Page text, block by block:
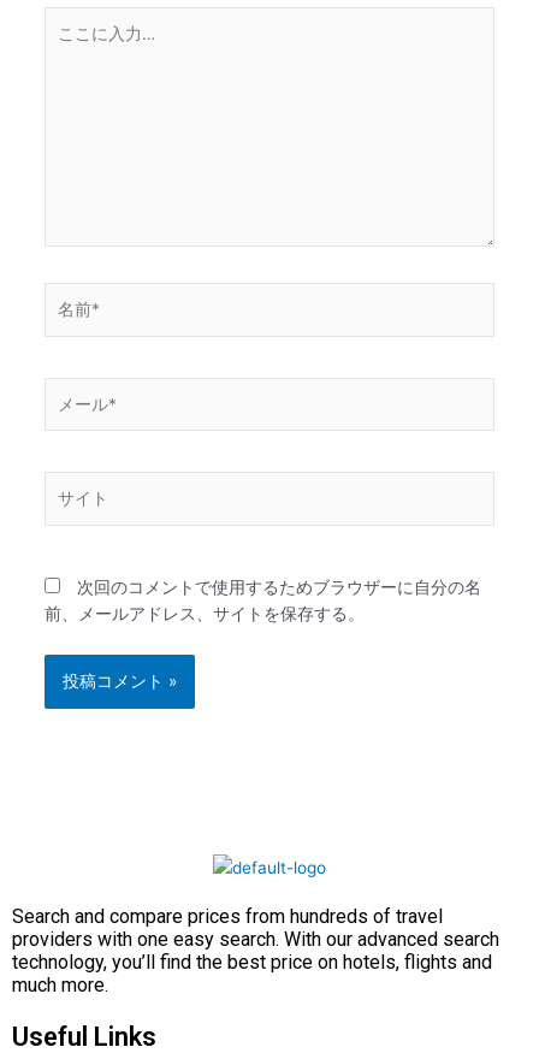
ー
*
次回のコメントで使用するためブラウザーに自分の名
前、メールアドレス、サイトを保存する。
Search and compare prices from hundreds of travel
providers with one easy search. With our advanced search
technology, you’ll find the best price on hotels, flights and
much more.
Useful Links